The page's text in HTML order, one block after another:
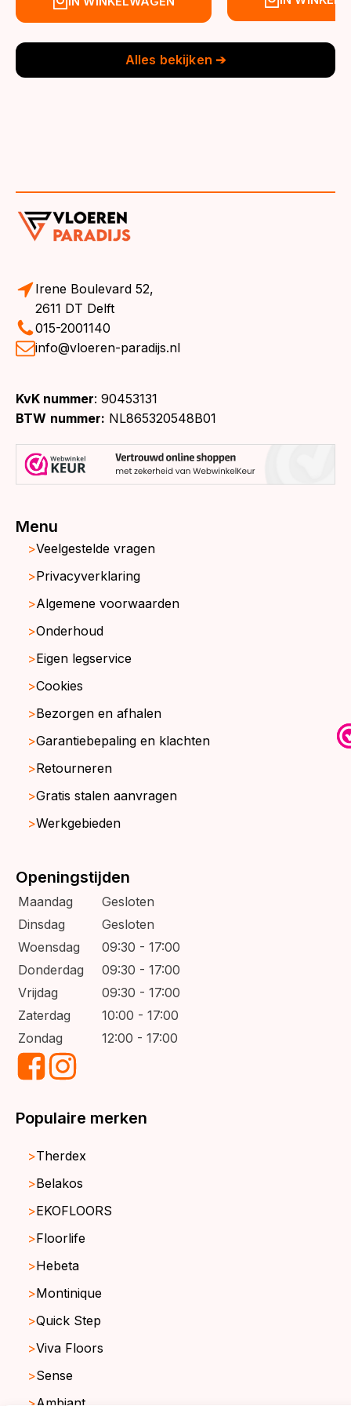
Alles bekijken ➔
Irene Boulevard 52,
2611 DT Delft
015-2001140
info@vloeren-paradijs.nl
KvK nummer: 90453131
BTW nummer: NL865320548B01
Menu
Veelgestelde vragen
Privacyverklaring
Algemene voorwaarden
Onderhoud
Eigen legservice
Cookies
Bezorgen en afhalen
Garantiebepaling en klachten
Retourneren
Gratis stalen aanvragen
Werkgebieden
Openingstijden
Maandag
Gesloten
Dinsdag
Gesloten
Woensdag
09:30 - 17:00
Donderdag
09:30 - 17:00
Vrijdag
09:30 - 17:00
Zaterdag
10:00 - 17:00
Zondag
12:00 - 17:00
Populaire merken
Therdex
Belakos
EKOFLOORS
Floorlife
Hebeta
Montinique
Quick Step
Viva Floors
Sense